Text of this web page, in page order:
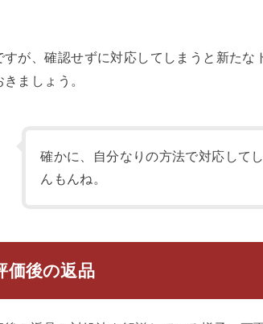
すが、確認せずに対応してしまうと新た
ましょう。
確かに、自分なりの方法で対応して
んもんね。
価後の返品